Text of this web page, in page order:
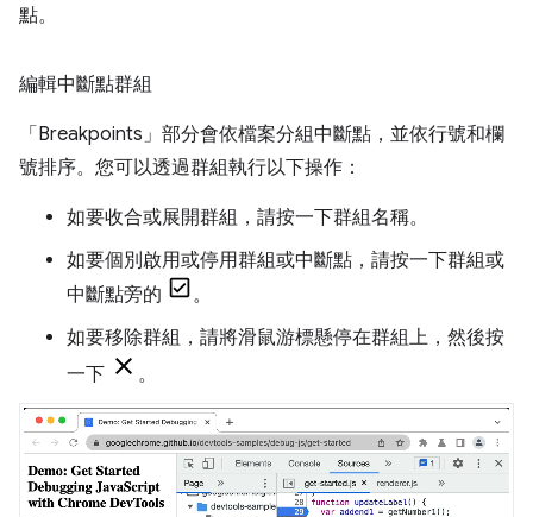
點。
編輯中斷點群組
「Breakpoints」 部分會依檔案分組中斷點，並依行號和欄
號排序。您可以透過群組執行以下操作：
如要收合或展開群組，請按一下群組名稱。
如要個別啟用或停用群組或中斷點，請按一下群組或
中斷點旁的
。
如要移除群組，請將滑鼠游標懸停在群組上，然後按
一下
。